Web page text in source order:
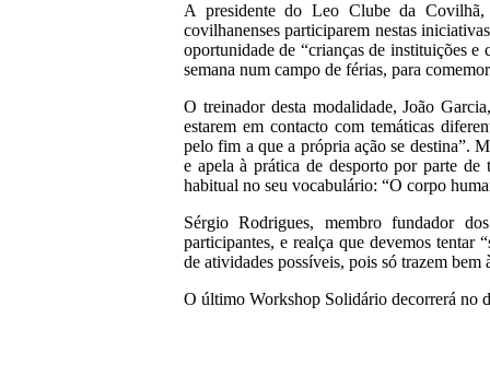
A presidente do Leo Clube da
covilhanenses participarem nestas
oportunidade de “crianças de instituições e
semana num campo de férias, para
O treinador desta modalidade, João
estarem em contacto com temáticas
pelo fim a que a própria ação se destina”.
e apela à prática de desporto por parte de
habitual no seu vocabulário: “O corpo
Sérgio Rodrigues, membro fundador
participantes, e realça que devemos tentar
de atividades possíveis, pois só trazem bem
O último Workshop Solidário decorrerá no